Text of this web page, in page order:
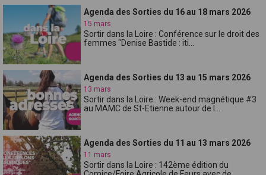
Agenda des Sorties du 16 au 18 mars 2026
15 mars
Sortir dans la Loire : Conférence sur le droit des
femmes "Denise Bastide : iti...
Agenda des Sorties du 13 au 15 mars 2026
13 mars
Sortir dans la Loire : Week-end magnétique #3
au MAMC de St-Etienne autour de l...
Agenda des Sorties du 11 au 13 mars 2026
11 mars
Sortir dans la Loire : 142ème édition du